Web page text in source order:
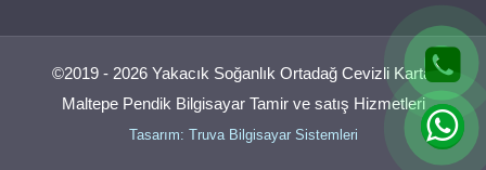
©2019 - 2026 Yakacık Soğanlık Ortadağ Cevizli Kartal
Maltepe Pendik Bilgisayar Tamir ve satış Hizmetleri
Tasarım: Truva Bilgisayar Sistemleri